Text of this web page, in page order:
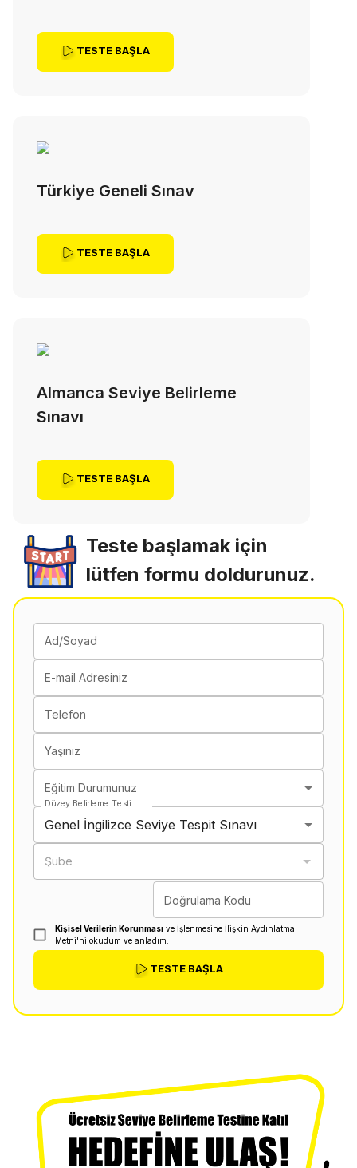
TESTE BAŞLA
Türkiye Geneli Sınav
TESTE BAŞLA
Almanca Seviye Belirleme
Sınavı
TESTE BAŞLA
Teste başlamak için
lütfen formu doldurunuz.
Ad/Soyad
E-mail Adresiniz
Telefon
Yaşınız
Eğitim Durumunuz
Düzey Belirleme Testi
Genel İngilizce Seviye Tespit Sınavı
Şube
Doğrulama Kodu
Kişisel Verilerin Korunması ve İşlenmesine İlişkin Aydınlatma
Metni'ni okudum ve anladım.
TESTE BAŞLA